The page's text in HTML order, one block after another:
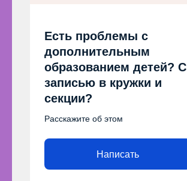
Есть проблемы с
дополнительным
образованием детей? С
записью в кружки и
секции?
Расскажите об этом
Написать